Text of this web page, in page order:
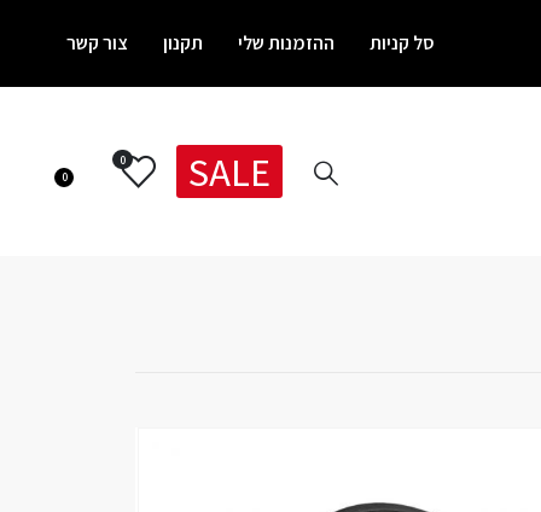
סל קניות ההזמנות שלי תקנון צור קשר
SALE
0
0